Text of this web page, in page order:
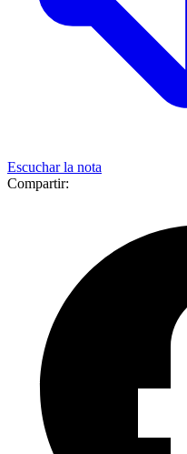
Escuchar la nota
Compartir: